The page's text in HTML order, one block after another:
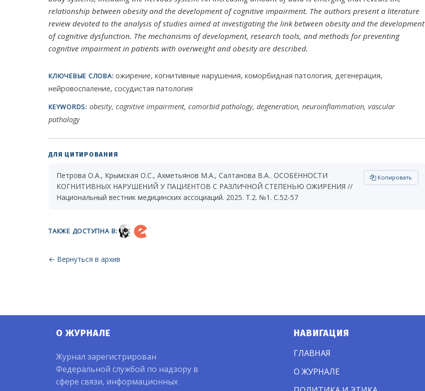
relationship between obesity and the development of cognitive impairment. The authors present a literature
review devoted to the analysis of studies aimed at investigating the link between obesity and the development
of cognitive dysfunction. The mechanisms of development, research tools, and methods for preventing
cognitive impairment in patients with overweight and obesity are described.
КЛЮЧЕВЫЕ СЛОВА:ожирение, когнитивные нарушения, коморбидная патология, дегенерация,
нейровоспаление, сосудистая патология
KEYWORDS: obesity, cognitive impairment, comorbid pathology, degeneration, neuroinflammation, vascular
pathology
ДЛЯ ЦИТИРОВАНИЯ
Петрова О.А., Крымская О.С., Ахметьянов М.А., Салтанова В.А.. ОСОБЕННОСТИ
КОГНИТИВНЫХ НАРУШЕНИЙ У ПАЦИЕНТОВ С РАЗЛИЧНОЙ СТЕПЕНЬЮ ОЖИРЕНИЯ //
Национальный вестник медицинских ассоциаций. 2025. Т.2. №1. С.52-57
Копировать
ТАКЖЕ ДОСТУПНА В:
← Вернуться в архив
О ЖУРНАЛЕ
Журнал зарегистрирован
Федеральной службой по надзору в
сфере связи, информационных
НАВИГАЦИЯ
ГЛАВНАЯ
О ЖУРНАЛЕ